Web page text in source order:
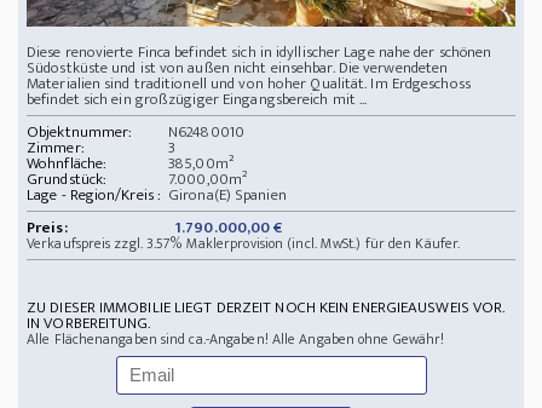
Diese renovierte Finca befindet sich in idyllischer Lage nahe der schönen
Südostküste und ist von außen nicht einsehbar. Die verwendeten
Materialien sind traditionell und von hoher Qualität. Im Erdgeschoss
befindet sich ein großzügiger Eingangsbereich mit ...
Objektnummer:
N62480010
Zimmer: 3
Wohnfläche: 385,00m²
Grundstück: 7.000,00m²
Lage - Region/Kreis : Girona(E) Spanien
Preis:
1.790.000,00 €
Verkaufspreis zzgl. 3.57% Maklerprovision (incl. MwSt.) für den Käufer.
ZU DIESER IMMOBILIE LIEGT DERZEIT NOCH KEIN ENERGIEAUSWEIS VOR.
IN VORBEREITUNG.
Alle Flächenangaben sind ca.-Angaben! Alle Angaben ohne Gewähr!